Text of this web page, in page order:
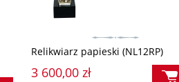
Relikwiarz papieski (NL12RP)
3 600,00 zł